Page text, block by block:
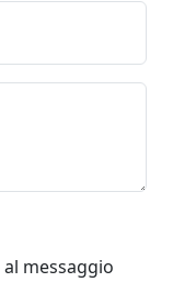
messaggio